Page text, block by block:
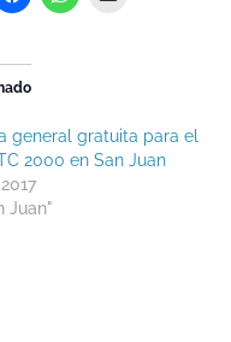
general gratuita para el
2000 en San Juan
Juan"